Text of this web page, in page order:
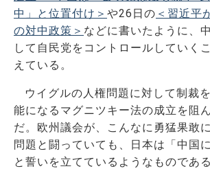
中」と位置付け＞ や26日の ＜習近平
の対中政策＞ などに書いたように、
して自民党をコントロールしていく
えている。
ウイグルの人権問題に対して制裁
能になるマグニツキー法の成立を阻
だ。欧州議会が、こんなに勇猛果敢
問題と闘っていても、日本は「中国
と誓いを立てているようなものである